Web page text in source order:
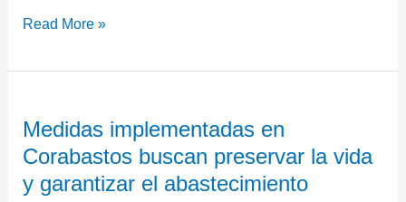
Read More »
Medidas implementadas en
Corabastos buscan preservar la vida
y garantizar el abastecimiento
implementadas
en
Corabastos